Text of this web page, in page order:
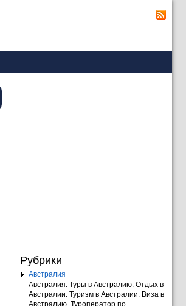
Рубрики
Австралия
Австралия. Туры в Австралию. Отдых в
Австралии. Туризм в Австралии. Виза в
Австралию. Туроператор по